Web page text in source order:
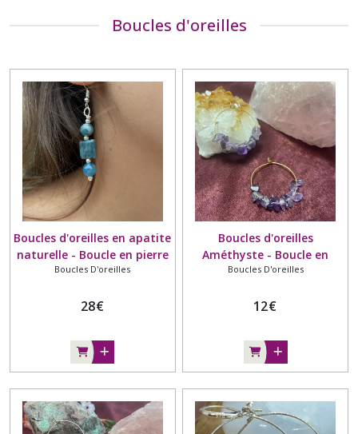
Boucles d'oreilles
Boucles d'oreilles en apatite
naturelle - Boucle en pierre
naturelle - Grade AA
Boucles D'oreilles
28€
Boucles d'oreilles
Améthyste - Boucle en
pépites naturelles
Boucles D'oreilles
12€